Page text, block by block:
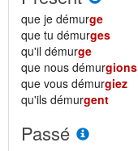
que je démurge
que tu démurges
qu'il démurge
que nous démurgions
que vous démurgiez
qu'ils démurgent
Passé